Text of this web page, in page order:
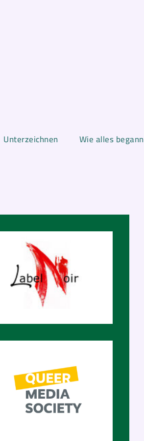
Unterzeichnen Wie alles begann